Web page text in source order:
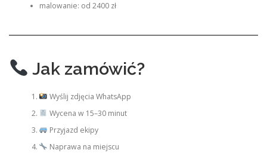
malowanie: od 2400 zł
Jak zamówić?
Wyślij zdjęcia WhatsApp
Wycena w 15–30 minut
Przyjazd ekipy
Naprawa na miejscu